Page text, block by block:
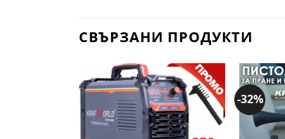
СВЪРЗАНИ ПРОДУКТИ
Добави
желани
-32%